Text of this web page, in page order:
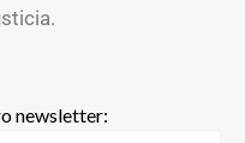
newsletter: